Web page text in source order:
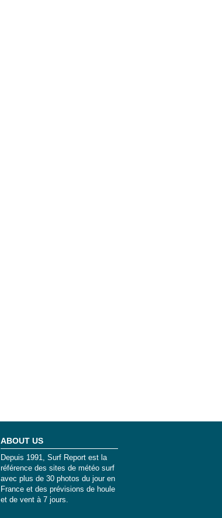
ABOUT US
Depuis 1991, Surf Report est la
référence des sites de météo surf
avec plus de 30 photos du jour en
France et des prévisions de houle
et de vent à 7 jours.